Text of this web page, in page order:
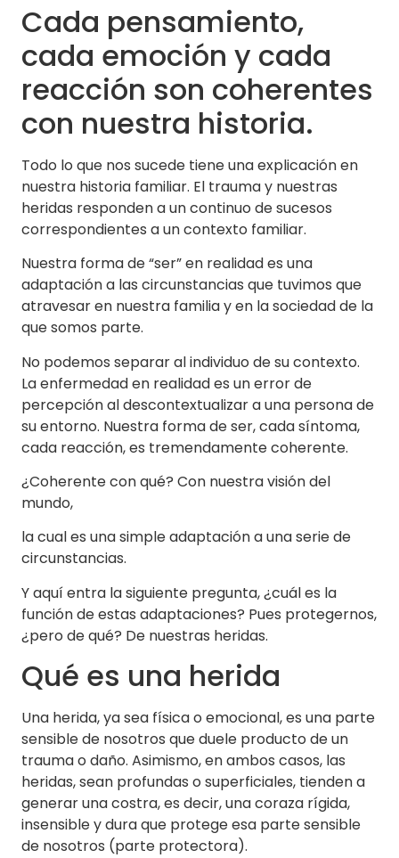
Cada pensamiento,
cada emoción y cada
reacción son coherentes
con nuestra historia.
Todo lo que nos sucede tiene una explicación en
nuestra historia familiar. El trauma y nuestras
heridas responden a un continuo de sucesos
correspondientes a un contexto familiar.
Nuestra forma de “ser” en realidad es una
adaptación a las circunstancias que tuvimos que
atravesar en nuestra familia y en la sociedad de la
que somos parte.
No podemos separar al individuo de su contexto.
La enfermedad en realidad es un error de
percepción al descontextualizar a una persona de
su entorno. Nuestra forma de ser, cada síntoma,
cada reacción, es tremendamente coherente.
¿Coherente con qué? Con nuestra visión del
mundo,
la cual es una simple adaptación a una serie de
circunstancias.
Y aquí entra la siguiente pregunta, ¿cuál es la
función de estas adaptaciones? Pues protegernos,
¿pero de qué? De nuestras heridas.
Qué es una herida
Una herida, ya sea física o emocional, es una parte
sensible de nosotros que duele producto de un
trauma o daño. Asimismo, en ambos casos, las
heridas, sean profundas o superficiales, tienden a
generar una costra, es decir, una coraza rígida,
insensible y dura que protege esa parte sensible
de nosotros (parte protectora).